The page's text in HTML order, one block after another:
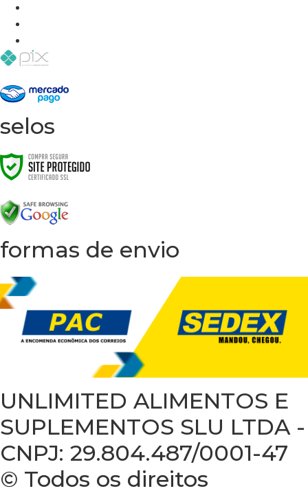
selos
formas de envio
UNLIMITED ALIMENTOS E
SUPLEMENTOS SLU LTDA -
CNPJ: 29.804.487/0001-47
© Todos os direitos